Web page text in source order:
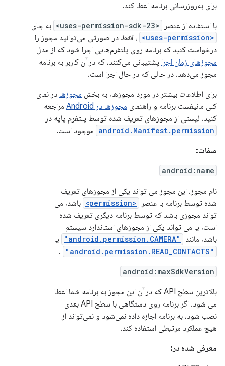
برای به‌روزرسانی برنامه اعطا کند.
با استفاده از عنصر
<uses-permission-sdk-23> به جای
<uses-permission> ،فقط در صورتی می‌توانید مجوز را
درخواست کنید که برنامه روی پلتفرم‌هایی اجرا شود که از مدل
مجوزهای زمان اجرا پشتیبانی می‌کنند، که در آن کاربر به برنامه
مجوز می‌دهد. در حالی که در حال اجرا است.
برای اطلاعات بیشتر در مورد مجوزها، به بخش مجوزها در نمای
کلی مانیفست برنامه و راهنمای مجوزها در Android
مراجعه
کنید. لیستی از مجوزهای تعریف شده توسط پلتفرم پایه در
android.Manifest.permission موجود است.
صفات:
android:name
نام مجوز. این مجوز می تواند یکی از مجوزهای تعریف
شده توسط برنامه با عنصر
<permission>
باشد، می
تواند مجوزی باشد که توسط برنامه دیگری تعریف شده
است، یا می تواند یکی از مجوزهای استاندارد سیستم
باشد، مانند
"android.permission.CAMERA" یا
"android.permission.READ_CONTACTS"
.
android:maxSdkVersion
بالاترین سطح API که در آن این مجوز به برنامه شما اعطا
می شود. اگر برنامه روی دستگاهی با سطح API بعدی
نصب شود، به برنامه اجازه داده نمی‌شود و نمی‌تواند از
هیچ عملکرد مرتبطی استفاده کند.
معرفی شده در: